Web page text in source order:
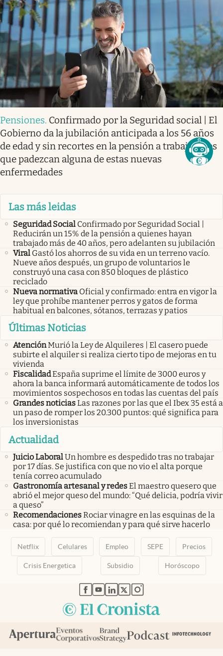
Pensiones. Confirmado por la Seguridad social | El
Gobierno da la jubilación anticipada a los 56 años
de edad y sin recortes en la pensión a trabajadores
que padezcan alguna de estas nuevas
enfermedades
Las más leidas
Seguridad Social Confirmado por Seguridad Social |
Reducirán un 15% de la pensión a quienes hayan
trabajado más de 40 años, pero adelanten su jubilación
Viral Gastó los ahorros de su vida en un terreno vacío.
Nueve años después, un grupo de voluntarios le
construyó una casa con 850 bloques de plástico
reciclado
Nueva normativa Oficial y confirmado: entra en vigor la
ley que prohíbe mantener perros y gatos de forma
habitual en balcones, sótanos, terrazas y patios
Últimas Noticias
AtenciónMurió la Ley de Alquileres | El casero puede
subirte el alquiler si realiza cierto tipo de mejoras en tu
vivienda
FiscalidadEspaña suprime el límite de 3000 euros y
ahora la banca informará automáticamente de todos los
movimientos sospechosos en todas las cuentas del país
Grandes noticiasLas razones por las que el Ibex 35 está a
un paso de romper los 20.300 puntos: qué significa para
los inversionistas
Actualidad
Juicio LaboralUn hombre es despedido tras no trabajar
por 17 días. Se justifica con que no vio el alta porque
tenía correo acumulado
Gastronomía artesanal y redesEl maestro quesero que
abrió el mejor queso del mundo: “Qué delicia, podría vivir
a queso”
RecomendacionesRociar vinagre en las esquinas de la
casa: por qué lo recomiendan y para qué sirve hacerlo
Netflix Celulares Empleo SEPE Precios
Crisis Energetica Subsidio Horóscopo
abre en nueva pestaña
abre en nueva pestaña
abre en nueva pestaña
abre en nueva pestaña
abre en nueva pestaña